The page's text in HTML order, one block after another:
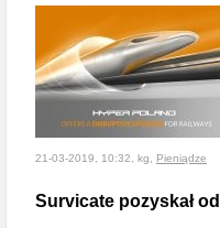
21-03-2019, 10:32, kg, Pieniądze
Survicate pozyskał